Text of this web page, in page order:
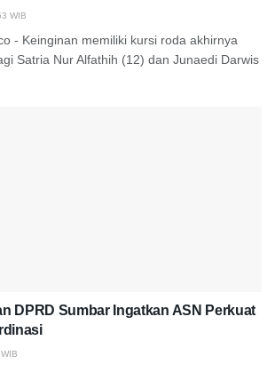
WIB
- Keinginan memiliki kursi roda akhirnya
Satria Nur Alfathih (12) dan Junaedi Darwis
DPRD Sumbar Ingatkan ASN Perkuat